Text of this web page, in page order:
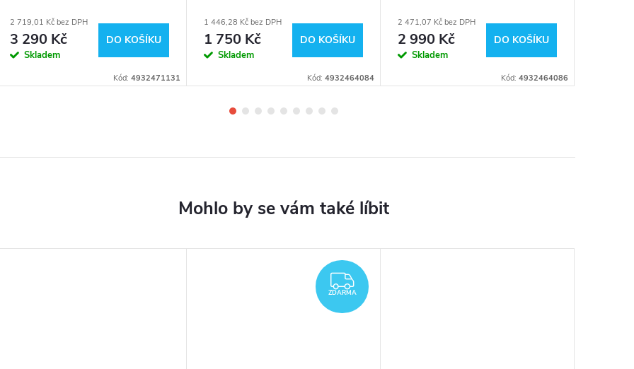
2 719,01 Kč bez DPH
3 290 Kč
Skladem
DO KOŠÍKU
Kód: 4932471131
1 446,28 Kč bez DPH
1 750 Kč
Skladem
DO KOŠÍKU
Kód: 4932464084
2 471,07 Kč bez DPH
2 990 Kč
Skladem
DO KOŠÍKU
Kód: 4932464086
ZDARMA
ZDARMA